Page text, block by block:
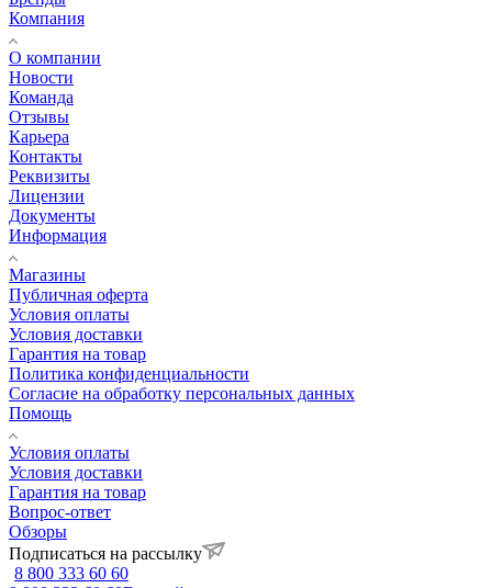
Компания
О компании
Новости
Команда
Отзывы
Карьера
Контакты
Реквизиты
Лицензии
Документы
Информация
Магазины
Публичная оферта
Условия оплаты
Условия доставки
Гарантия на товар
Политика конфиденциальности
Согласие на обработку персональных данных
Помощь
Условия оплаты
Условия доставки
Гарантия на товар
Вопрос-ответ
Обзоры
Подписаться на рассылку
8 800 333 60 60